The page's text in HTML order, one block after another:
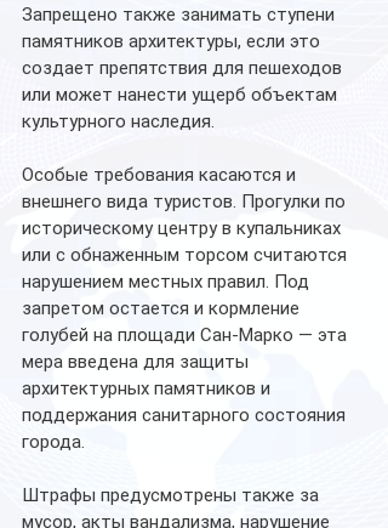
Запрещено также занимать ступени
памятников архитектуры, если это
создает препятствия для пешеходов
или может нанести ущерб объектам
культурного наследия.
Особые требования касаются и
внешнего вида туристов. Прогулки по
историческому центру в купальниках
или с обнаженным торсом считаются
нарушением местных правил. Под
запретом остается и кормление
голубей на площади Сан-Марко — эта
мера введена для защиты
архитектурных памятников и
поддержания санитарного состояния
города.
Штрафы предусмотрены также за
мусор, акты вандализма, нарушение